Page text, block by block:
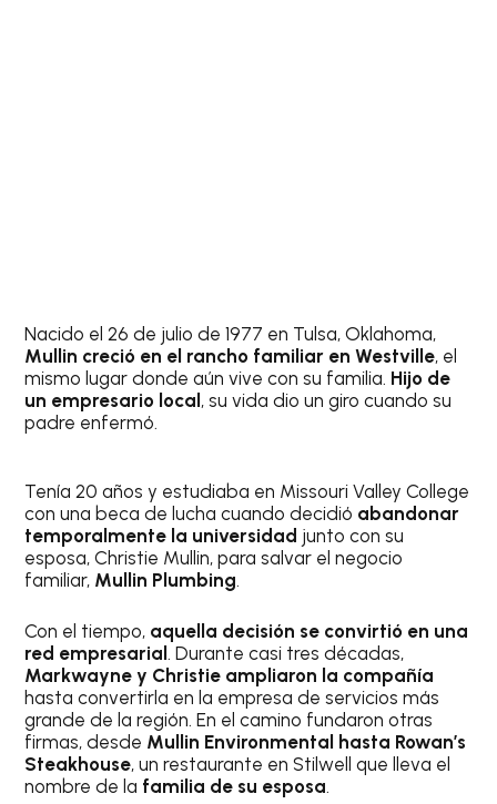
Nacido el 26 de julio de 1977 en Tulsa, Oklahoma,
Mullin creció en el rancho familiar en Westville, el
mismo lugar donde aún vive con su familia. Hijo de
un empresario local, su vida dio un giro cuando su
padre enfermó.
Tenía 20 años y estudiaba en Missouri Valley College
con una beca de lucha cuando decidió abandonar
temporalmente la universidad junto con su
esposa, Christie Mullin, para salvar el negocio
familiar, Mullin Plumbing.
Con el tiempo, aquella decisión se convirtió en una
red empresarial. Durante casi tres décadas,
Markwayne y Christie ampliaron la compañía
hasta convertirla en la empresa de servicios más
grande de la región. En el camino fundaron otras
firmas, desde Mullin Environmental hasta Rowan’s
Steakhouse, un restaurante en Stilwell que lleva el
nombre de la familia de su esposa.